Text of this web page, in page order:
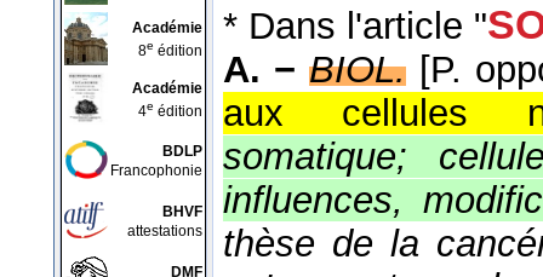
Académie
8e édition
Académie
4e édition
BDLP
Francophonie
BHVF
attestations
DMF
* Dans l'article "
A. − BIOL. [P.
aux cellules
somatique;
influences,
thèse de la